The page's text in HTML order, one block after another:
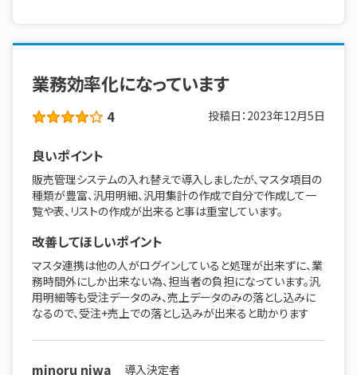
業務効率化になっています
4 投稿日： 2023年12月5日
良いポイント
販売管理システムの入れ替えで導入しましたが、マスタ項目の
種類が豊富、汎用明細、汎用集計の作成で自分で作成して一
覧や表、リストの作成が出来ると事は重宝しています。
改善してほしいポイント
マスタ連携は他の人がログインしていると処理が出来ずに、業
務時間外にしか出来ない為、担当者の負担になっています。汎
用明細等も受注データのみ、売上データのみの落とし込みに
なるので、受注+売上での落とし込みが出来ると助かります
minoru niwa 導入決定者